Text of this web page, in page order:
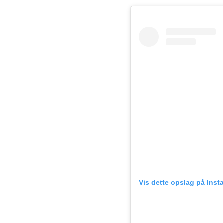
Vis dette opslag på